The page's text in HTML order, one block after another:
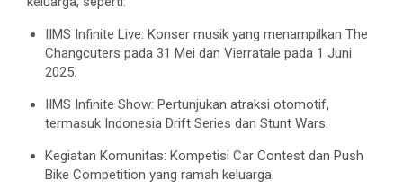
IIMS Infinite Live: Konser musik yang menampilkan The
Changcuters pada 31 Mei dan Vierratale pada 1 Juni
2025.
IIMS Infinite Show: Pertunjukan atraksi otomotif,
termasuk Indonesia Drift Series dan Stunt Wars.
Kegiatan Komunitas: Kompetisi Car Contest dan Push
Bike Competition yang ramah keluarga.